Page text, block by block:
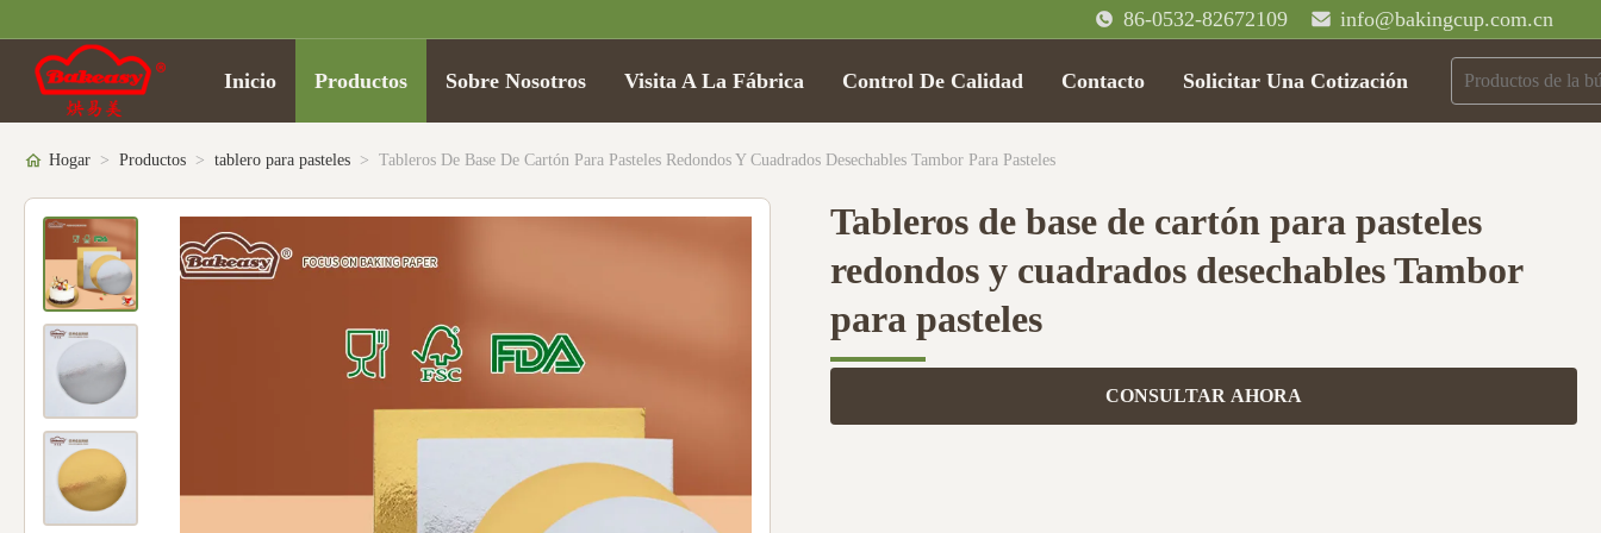
86-0532-82672109 info@bakingcup.com.cn
Inicio Productos Sobre Nosotros Visita A La Fábrica Control De Calidad Contacto Solicitar Una Cotización
Hogar > Productos > tablero para pasteles > Tableros De Base De Cartón Para Pasteles Redondos Y Cuadrados Desechables Tambor Para Pasteles
Tableros de base de cartón para pasteles
redondos y cuadrados desechables Tambor
para pasteles
CONSULTAR AHORA